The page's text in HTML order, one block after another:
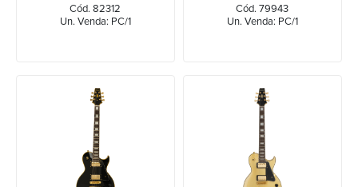
Cód. 82312
Un. Venda: PC/1
Cód. 79943
Un. Venda: PC/1